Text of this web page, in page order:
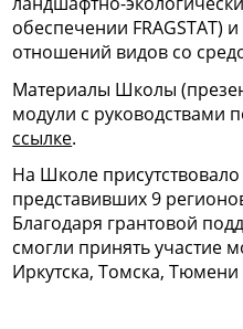
обеспечении FRAGSTAT)
отношений видов со
Материалы Школы
модули с руководствами
ссылке.
На Школе присутствовало
представивших 9
Благодаря грантовой
смогли принять участие
Иркутска, Томска, Тюмени